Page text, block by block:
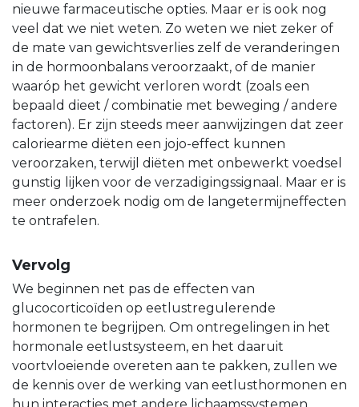
nieuwe farmaceutische opties. Maar er is ook nog
veel dat we niet weten. Zo weten we niet zeker of
de mate van gewichtsverlies zelf de veranderingen
in de hormoonbalans veroorzaakt, of de manier
waaróp het gewicht verloren wordt (zoals een
bepaald dieet / combinatie met beweging / andere
factoren). Er zijn steeds meer aanwijzingen dat zeer
caloriearme diëten een jojo-effect kunnen
veroorzaken, terwijl diëten met onbewerkt voedsel
gunstig lijken voor de verzadigingssignaal. Maar er is
meer onderzoek nodig om de langetermijneffecten
te ontrafelen.
Vervolg
We beginnen net pas de effecten van
glucocorticoïden op eetlustregulerende
hormonen te begrijpen. Om ontregelingen in het
hormonale eetlustsysteem, en het daaruit
voortvloeiende overeten aan te pakken, zullen we
de kennis over de werking van eetlusthormonen en